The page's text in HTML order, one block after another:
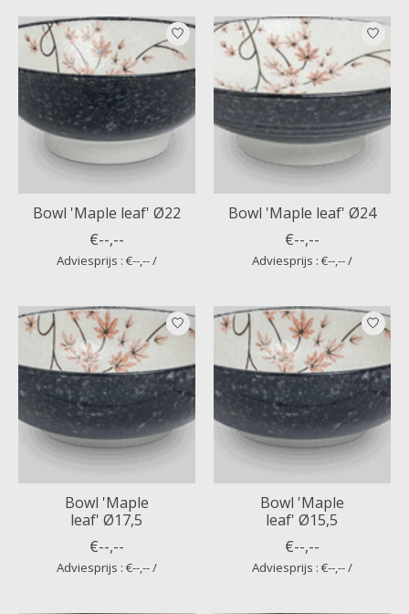
Bowl 'Maple leaf' Ø22
€--,--
Adviesprijs : €--,-- /
Bowl 'Maple leaf' Ø24
€--,--
Adviesprijs : €--,-- /
Bowl 'Maple
leaf' Ø17,5
€--,--
Adviesprijs : €--,-- /
Bowl 'Maple
leaf' Ø15,5
€--,--
Adviesprijs : €--,-- /